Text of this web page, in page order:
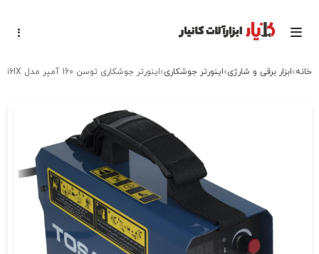
خانه ابزار برقی و شارژی اینورتر جوشکاری اینورتر جوشکاری توسن 160 آمپر مدل 1416IX